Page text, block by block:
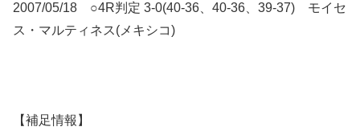
2007/05/18 ○4R判定 3-0(40-36、40-36、39-37) モイセ
ス・マルティネス(メキシコ)
【補足情報】